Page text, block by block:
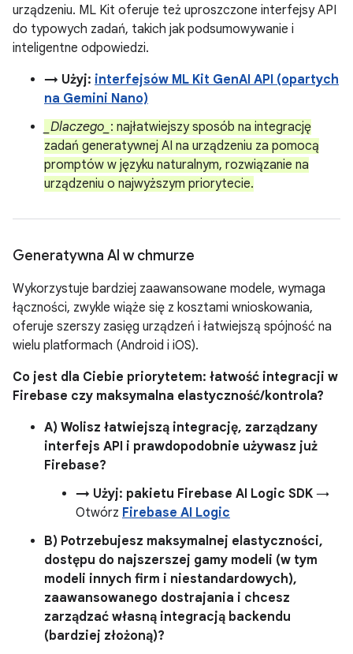
urządzeniu. ML Kit oferuje też uproszczone interfejsy API
do typowych zadań, takich jak podsumowywanie i
inteligentne odpowiedzi.
→ Użyj: interfejsów ML Kit GenAI API (opartych
na Gemini Nano)
_Dlaczego_ : najłatwiejszy sposób na integrację
zadań generatywnej AI na urządzeniu za pomocą
promptów w języku naturalnym, rozwiązanie na
urządzeniu o najwyższym priorytecie.
Generatywna AI w chmurze
Wykorzystuje bardziej zaawansowane modele, wymaga
łączności, zwykle wiąże się z kosztami wnioskowania,
oferuje szerszy zasięg urządzeń i łatwiejszą spójność na
wielu platformach (Android i iOS).
Co jest dla Ciebie priorytetem: łatwość integracji w
Firebase czy maksymalna elastyczność/kontrola?
A) Wolisz łatwiejszą integrację, zarządzany
interfejs API i prawdopodobnie używasz już
Firebase?
→ Użyj: pakietu Firebase AI Logic SDK →
Otwórz Firebase AI Logic
B) Potrzebujesz maksymalnej elastyczności,
dostępu do najszerszej gamy modeli (w tym
modeli innych firm i niestandardowych),
zaawansowanego dostrajania i chcesz
zarządzać własną integracją backendu
(bardziej złożoną)?